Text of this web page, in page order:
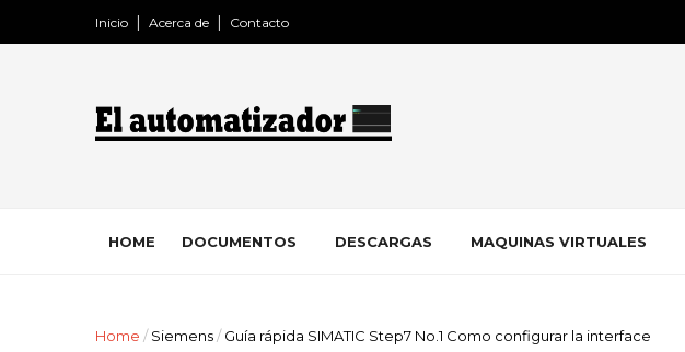
Inicio Acerca de Contacto
HOME DOCUMENTOS DESCARGAS MAQUINAS VIRTUALES
Home / Siemens/ Guía rápida SIMATIC Step7 No.1 Como configurar la interface